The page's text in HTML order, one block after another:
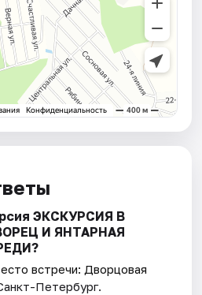
ЭКСКУРСИЯ В
И ЯНТАРНАЯ
встречи: Дворцовая
Петербург.